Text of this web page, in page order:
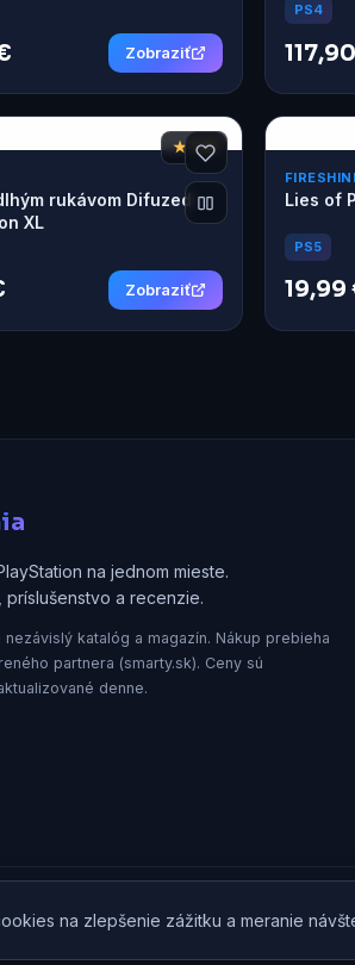
na zlepšenie zážitku a meranie
Zobraziť
PS4
★ 7,8
rukávom Difuzed
XL
Zobraziť
Lies of
PS5
19,99
na jednom mieste.
príslušenstvo a recenzie.
nezávislý katalóg a magazín. Nákup prebieha
partnera (smarty.sk). Ceny sú
denne.
· od A po Zet, s.r.o. · Všetky práva